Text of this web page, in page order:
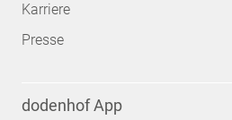
Karriere
Presse
dodenhof App